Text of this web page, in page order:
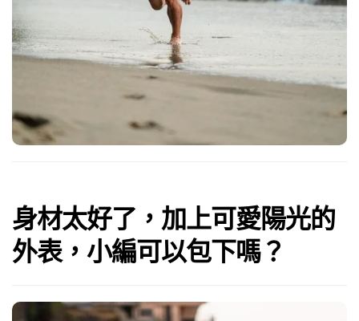
身材太好了，加上可愛陽光的
外表，小編可以包下嗎？